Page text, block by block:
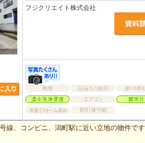
フジクリエイト株式会社
線、コンビニ、潟町駅に近い立地の物件です